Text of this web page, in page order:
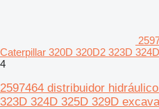
Caterpillar 320D 320D2 323D
4
2597464 distribuidor
323D 324D 325D 329D